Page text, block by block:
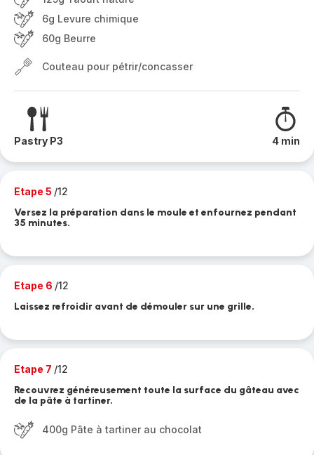
6g Levure chimique
60g Beurre
Couteau pour pétrir/concasser
Pastry P3 4 min
Etape 5 /12
Versez la préparation dans le moule et enfournez pendant
35 minutes.
Etape 6 /12
Laissez refroidir avant de démouler sur une grille.
Etape 7 /12
Recouvrez généreusement toute la surface du gâteau avec
de la pâte à tartiner.
400g Pâte à tartiner au chocolat